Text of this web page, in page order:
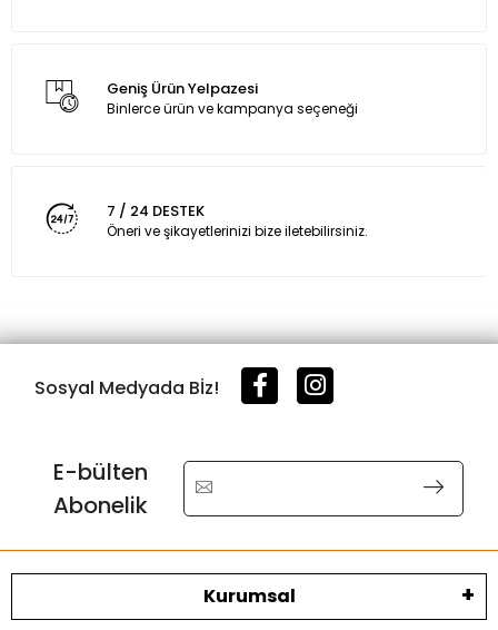
Geniş Ürün Yelpazesi
Binlerce ürün ve kampanya seçeneği
7 / 24 DESTEK
Öneri ve şikayetlerinizi bize iletebilirsiniz.
Sosyal Medyada Bİz!
E-bülten
Abonelik
Kurumsal